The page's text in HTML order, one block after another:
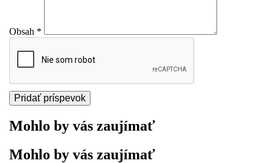
Obsah *
Mohlo by vás zaujímať
Mohlo by vás zaujímať